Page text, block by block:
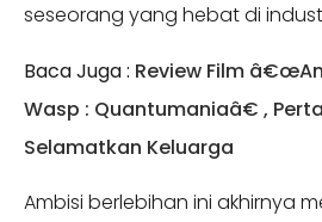
seseorang yang hebat di
Baca Juga : Review Film
Wasp : Quantumaniaâ€ ,
Selamatkan Keluarga
Ambisi berlebihan ini akhirnya